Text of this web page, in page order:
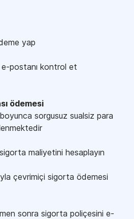
yap
postanı kontrol et
ödemesi
sorgusuz sualsiz para
maliyetini hesaplayın
çevrimiçi sigorta ödemesi
sonra sigorta poliçesini e-